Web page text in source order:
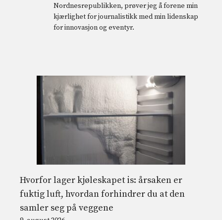
Nordnesrepublikken, prøver jeg å forene min
kjærlighet for journalistikk med min lidenskap
for innovasjon og eventyr.
Hvorfor lager kjøleskapet is: årsaken er
fuktig luft, hvordan forhindrer du at den
samler seg på veggene